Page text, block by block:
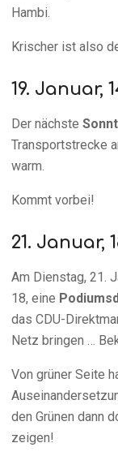
Hambi.
Krischer ist also
19. Januar,
Der nächste
Transportstrecke
warm.
Kommt vorbei!
21. Januar,
Am Dienstag, 21.
18, eine
das CDU-
Netz bringen …
Von grüner Seite
den Grünen dann
zeigen!